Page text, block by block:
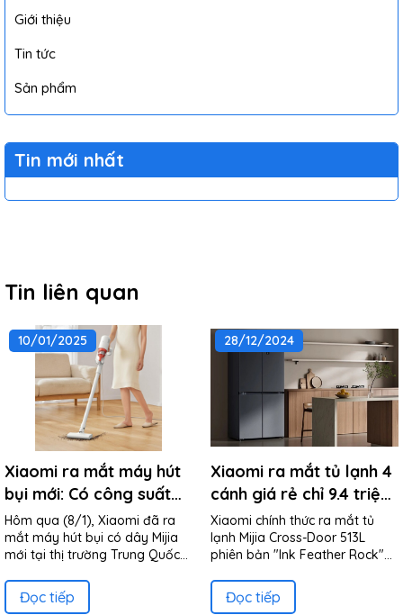
Giới thiệu
Tin tức
Sản phẩm
Tin mới nhất
Tin liên quan
10/01/2025
Xiaomi ra mắt máy hút
bụi mới: Có công suất
600W, lực hút 16kpA,
giá chỉ hơn 600 nghìn
đồng
Hôm qua (8/1), Xiaomi đã ra
mắt máy hút bụi có dây Mijia
mới tại thị trường Trung Quốc
189 Nhân dân tệ...
Đọc tiếp
28/12/2024
Xiaomi ra mắt tủ lạnh 4
cánh giá rẻ chỉ 9.4 triệu
đồng: Kháng khuẩn
99.99%, tiêu tốn chưa tới
1 số điện/ngày, tích hợp
Wi-Fi
Xiaomi chính thức ra mắt tủ
lạnh Mijia Cross-Door 513L
phiên bản "Ink Feather Rock"
2.699 nhân dân tệ (khoảng 9.4
triệu đồng). Sản...
Đọc tiếp